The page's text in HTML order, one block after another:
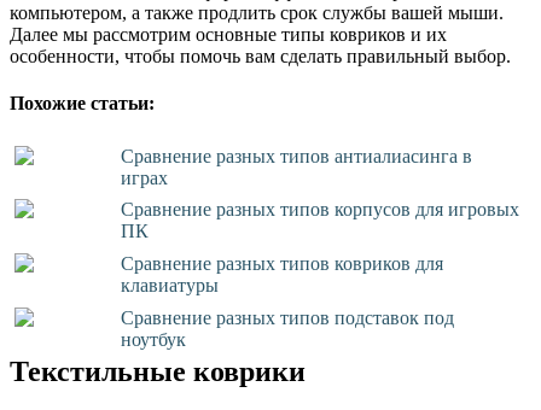
компьютером, а также продлить срок службы вашей мыши.
Далее мы рассмотрим основные типы ковриков и их
особенности, чтобы помочь вам сделать правильный выбор.
Похожие статьи:
Сравнение разных типов антиалиасинга в
играх
Сравнение разных типов корпусов для игровых
ПК
Сравнение разных типов ковриков для
клавиатуры
Сравнение разных типов подставок под
ноутбук
Текстильные коврики